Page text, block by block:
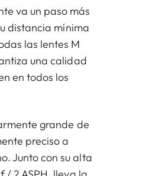
va un paso más
distancia mínima
las lentes M
una calidad
en todos los
grande de
preciso a
Junto con su alta